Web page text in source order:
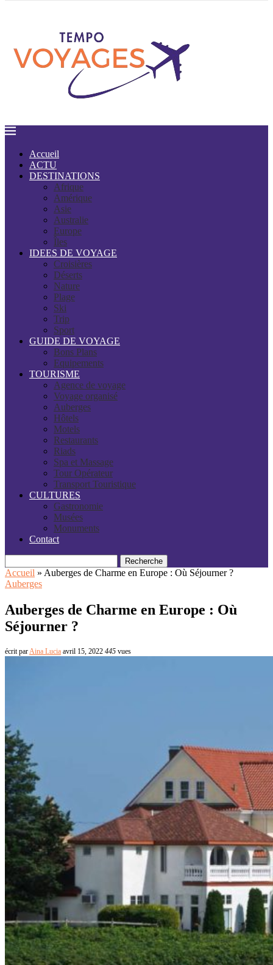
Accueil
ACTU
DESTINATIONS
Afrique
Amérique
Asie
Australie
Europe
Îles
IDEES DE VOYAGE
Croisières
Déserts
Nature
Plage
Ski
Trip
Sport
GUIDE DE VOYAGE
Bons Plans
Equipements
TOURISME
Agence de voyage
Voyage organisé
Auberges
Hôtels
Motels
Restaurants
Riads
Spa et Massage
Tour Opérateur
Transport Touristique
CULTURES
Gastronomie
Musées
Monuments
Contact
Recherche
Accueil » Auberges de Charme en Europe : Où Séjourner ?
Auberges
Auberges de Charme en Europe : Où
Séjourner ?
écrit parAina Lucia avril 15, 2022 445 vues